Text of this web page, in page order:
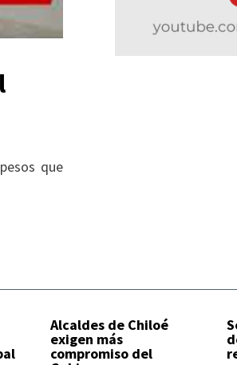
que
Alcaldes de Chiloé
exigen más
compromiso del